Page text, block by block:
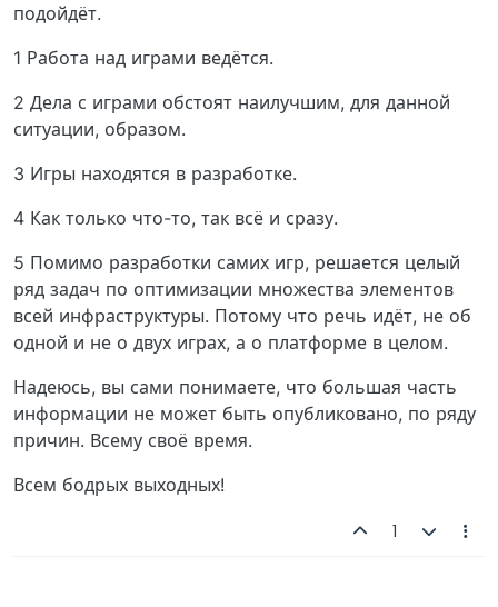
подойдёт.
1 Работа над играми ведётся.
2 Дела с играми обстоят наилучшим, для данной
ситуации, образом.
3 Игры находятся в разработке.
4 Как только что-то, так всё и сразу.
5 Помимо разработки самих игр, решается целый
ряд задач по оптимизации множества элементов
всей инфраструктуры. Потому что речь идёт, не об
одной и не о двух играх, а о платформе в целом.
Надеюсь, вы сами понимаете, что большая часть
информации не может быть опубликовано, по ряду
причин. Всему своё время.
Всем бодрых выходных!
1